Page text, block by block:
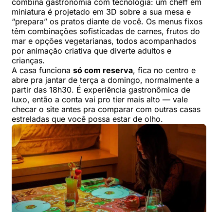
combina gastronomia com tecnologia: um cheff em
miniatura é projetado em 3D sobre a sua mesa e
“prepara” os pratos diante de você. Os menus fixos
têm combinações sofisticadas de carnes, frutos do
mar e opções vegetarianas, todos acompanhados
por animação criativa que diverte adultos e
crianças.
A casa funciona só com reserva, fica no centro e
abre pra jantar de terça a domingo, normalmente a
partir das 18h30. É experiência gastronômica de
luxo, então a conta vai pro tier mais alto — vale
checar o site antes pra comparar com outras casas
estreladas que você possa estar de olho.